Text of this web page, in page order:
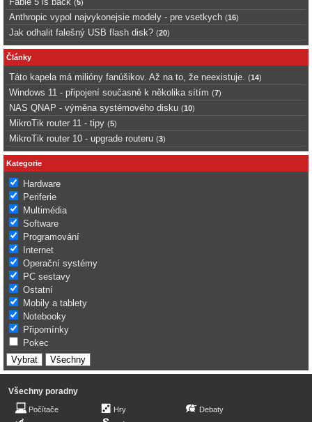
(5)
Anthropic vypol najvykonejsie modely - pre vsetkych (16)
Jak odhalit falešný USB flash disk? (20)
Články
Táto kapela má milióny fanúšikov. Až na to, že neexistuje. (14)
Windows 11 - připojení současně k několika sítím (7)
NAS QNAP - výměna systémového disku (10)
MikroTik router 11 - tipy (5)
MikroTik router 10 - upgrade routeru (3)
Kategorie
Hardware
Periferie
Multimédia
Software
Programování
Internet
Operační systémy
PC sestavy
Ostatní
Mobily a tablety
Notebooky
Připomínky
Pokec
Všechny poradny
Počítače
Hry
Debaty